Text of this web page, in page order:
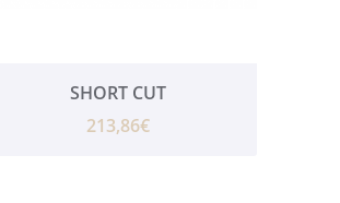
SHORT CUT
213,86€